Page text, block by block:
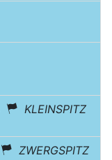
KLEINSPITZ
ZWERGSPITZ